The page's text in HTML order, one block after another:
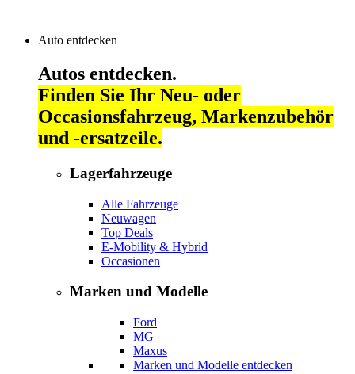
Auto entdecken
Autos entdecken.
Finden Sie Ihr Neu- oder
Occasionsfahrzeug, Markenzubehör
und -ersatzeile.
Lagerfahrzeuge
Alle Fahrzeuge
Neuwagen
Top Deals
E-Mobility & Hybrid
Occasionen
Marken und Modelle
Ford
MG
Maxus
Marken und Modelle entdecken